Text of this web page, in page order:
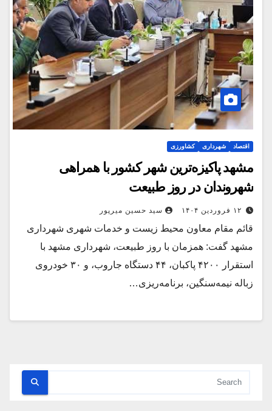
اقتصاد شهرداری کشاورزی
مشهد پاکیزه‌ترین شهر کشور با همراهی
شهروندان در روز طبیعت
۱۲ فروردین ۱۴۰۴ سید حسین میرپور
قائم مقام معاون محیط‌ زیست و خدمات شهری شهرداری
مشهد گفت: همزمان با روز طبیعت، شهرداری مشهد با
استقرار ۴۲۰۰ پاکبان، ۴۴ دستگاه جاروب، و ۳۰ خودروی
زباله نیمه‌سنگین، برنامه‌ریزی…